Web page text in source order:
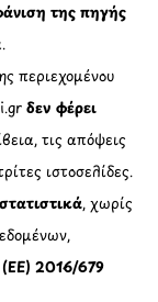
της πηγής
περιεχομένου
δεν φέρει
τις απόψεις
ιστοσελίδες.
, χωρίς
2016/679